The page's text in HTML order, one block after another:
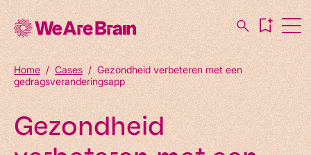
Home / Cases/ Gezondheid verbeteren met een
gedragsveranderingsapp
Gezondheid